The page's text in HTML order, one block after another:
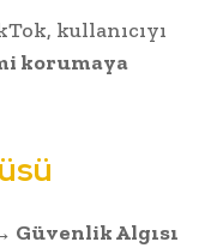
kullanıcıyı
korumaya
Güvenlik Algısı